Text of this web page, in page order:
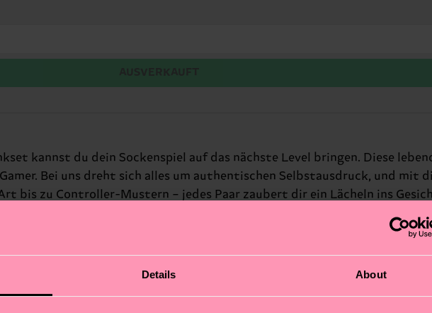
Details About
kannst du dein Sockenspiel auf das nächste Level bringen. Diese
Bei uns dreht sich alles um authentischen Selbstausdruck, und mit
bis zu Controller-Mustern – jedes Paar zaubert dir ein Lächeln ins
lustigen Socken sind der perfekte Weg, um deine Leidenschaft